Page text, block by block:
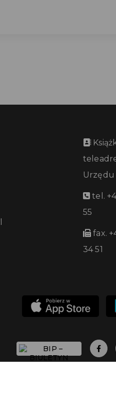
Urzędu
tel.
55
fax.
34 51